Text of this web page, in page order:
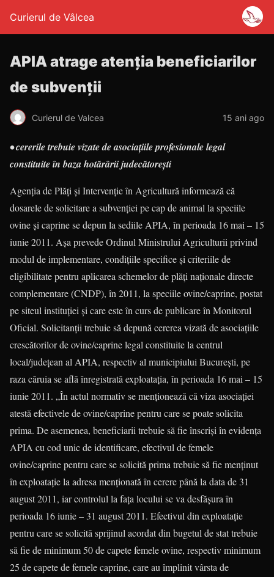
Curierul de Vâlcea
APIA atrage atenția beneficiarilor
de subvenții
Curierul de Valcea 15 ani ago
• cererile trebuie vizate de asociaţiile profesionale legal
constituite în baza hotărârii judecătoreşti
Agenția de Plăți și Intervenție în Agricultură informează că
dosarele de solicitare a subvenţiei pe cap de animal la speciile
ovine şi caprine se depun la sediile APIA, în perioada 16 mai – 15
iunie 2011. Aşa prevede Ordinul Minis­trului Agriculturii privind
modul de implementare, condiţiile specifice şi criteriile de
eligibilitate pentru aplicarea schemelor de plăţi naţionale directe
complementare (CNDP), în 2011, la speciile ovine/caprine, postat
pe siteul instituţiei şi care este în curs de publicare în Monitorul
Oficial. Solicitanţii trebuie să depună cererea vizată de asociaţiile
crescătorilor de ovine/caprine legal constituite la centrul
local/judeţean al APIA, respectiv al municipiului Bucureşti, pe
raza căruia se află înregistrată exploataţia, în perioada 16 mai – 15
iunie 2011. „În actul normativ se menţionează că viza asociaţiei
atestă efectivele de ovine/caprine pentru care se poate solicita
prima. De asemenea, beneficiarii trebuie să fie înscrişi în evidenţa
APIA cu cod unic de identificare, efectivul de femele
ovine/caprine pentru care se solicită prima trebuie să fie menţinut
în exploataţie la adresa menţionată în cerere până la data de 31
august 2011, iar controlul la faţa locului se va desfăşura în
perioada 16 iunie – 31 august 2011. Efectivul din exploataţie
pentru care se solicită sprijinul acordat din bugetul de stat trebuie
să fie de minimum 50 de capete femele ovine, respectiv minimum
25 de capete de femele caprine, care au împlinit vârsta de